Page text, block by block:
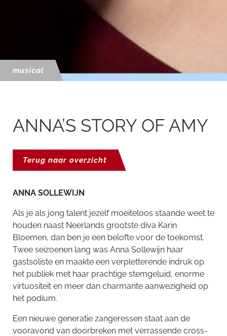
musical
ANNA’S STORY OF AMY
Terug naar overzicht
ANNA SOLLEWIJN
Als je als jong talent jezelf moeiteloos staande weet te
houden naast Neerlands grootste diva Karin
Bloemen, dan ben je een belofte voor de toekomst.
Twee seizoenen lang was Anna Sollewijn haar
gastsoliste en maakte een verpletterende indruk op
het publiek met haar prachtige stemgeluid, enorme
virtuositeit en meer dan charmante aanwezigheid op
het podium.
Een nieuwe generatie zangeressen staat aan de
vooravond van doorbreken met verrassende cross-